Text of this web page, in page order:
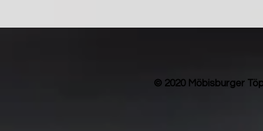
© 2020 Möbisburger